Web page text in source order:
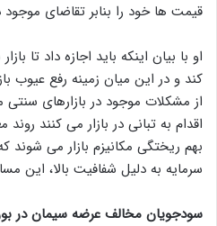
قیمت ها خود را بنابر تقاضای موجود
او با بیان اینکه باید اجازه داد تا
کند و در این میان زمینه رفع عیوب
از مشکلات موجود در بازارهای
اقدام به تبانی در بازار می کنند
بهم ریختگی مکانیزم بازار می شوند که
سرمایه به دلیل شفافیت بالا، این
سودجویان مخالف عرضه سیمان در